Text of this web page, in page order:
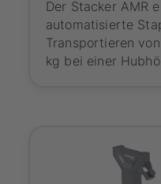
Der Stacker AMR
automatisierte
Transportieren
kg bei einer